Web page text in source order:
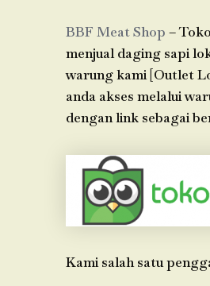
BBF Meat Shop –
menjual daging sapi
warung kami [Outlet
anda akses melalui
dengan link sebagai
Kami salah satu